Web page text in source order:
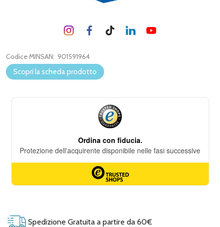
Codice MINSAN: 901591964
Scopri la scheda prodotto
Spedizione Gratuita a partire da 60€